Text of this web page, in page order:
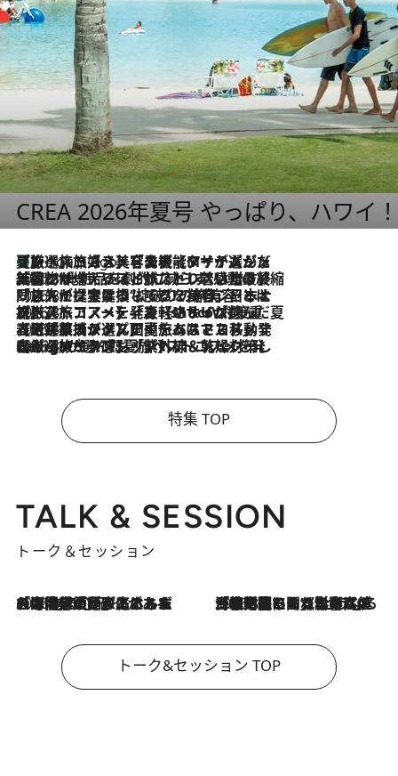
CREA 2026年夏号 やっぱり、ハワイ
7 Hours Ago
【厳選旅コスメ】「多機能アイテムがメイン！」旅好き美容エディターが選んだ夏旅ベストコスメを発表【Mサイズジップ】
2026.8.6
「荷物が増えるほど旅ストレスは増す」美容ジャーナリストがたどり着いた最終結論。“化粧品を劇的に減らす”感動の凝縮美容とは
2026.8.6
「旅先には金髪ウィッグを持参」日本と同じメイクでは損してる!? 美容ジャーナリストが提案する“掟破りの旅美容”とは
2026.8.6
【厳選旅コスメ】「身軽さ＆UV対策重視！」ヘアアーティストshucoが選んだ夏旅ベストコスメを発表【Mサイズジップ】
2026.8.5
【厳選旅コスメ】国内をあちこち移動する河井菜摘が選んだ夏旅ベストコスメ発表！「リラックスアイテムはマスト」【Mサイズジップ】
2026.8.4
【厳選旅コスメ】「紫外線＆乾燥対策しながらメイク感も！」ヘア＆メイクGeorgeが選んだ夏旅ベストコスメを発表！【Mサイズジップ】
特集 TOP
TALK & SESSION
トーク＆セッション
2026.8.3
「今後値上げがあるとすれば…」「リスクがあるのは今年の冬」エネルギー専門家が語る、ホルムズ海峡封鎖が家庭にもたらす“ある心配” 2026.8.3
「住宅建てられない…」「サーチャージ料の高値が続いている」ホルムズ海峡封鎖による影響はいつまで続く？《エネルギー専門家に聞く“どうなる日本の暮らし”》
トーク&セッション TOP